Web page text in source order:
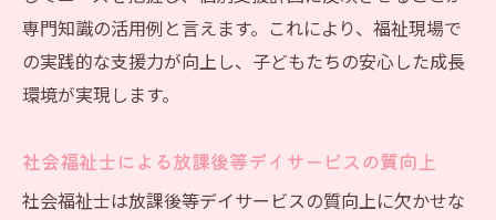
専門知識の活用例と言えます。これにより、福祉現場で
の実践的な支援力が向上し、子どもたちの安心した成長
環境が実現します。
社会福祉士による放課後等デイサービスの質向上
社会福祉士は放課後等デイサービスの質向上に欠かせな